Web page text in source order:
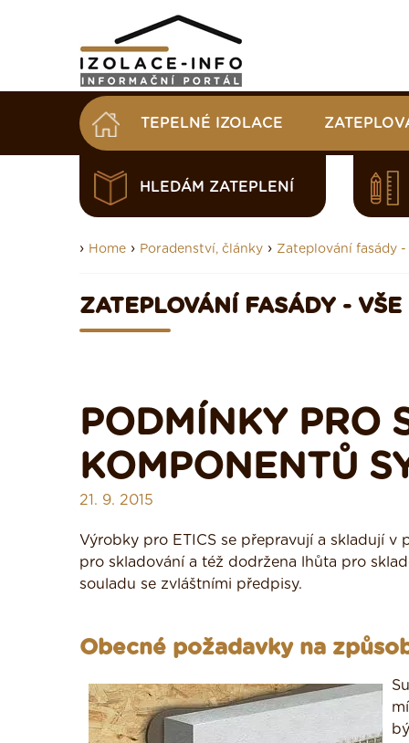
TEPELNÉ IZOLACE
HLEDÁM ZATEPLENÍ
› Home › Poradenství, články › Zateplování fasády
ZATEPLOVÁNÍ FASÁDY -
PODMÍNKY PRO
KOMPONENTŮ
21. 9. 2015
Výrobky pro ETICS se přepravují a skladují
pro skladování a též dodržena lhůta pro
souladu se zvláštními předpisy.
Obecné požadavky na